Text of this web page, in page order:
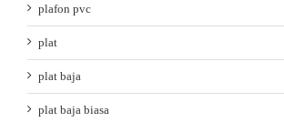
plafon pvc
plat
plat baja
plat baja biasa